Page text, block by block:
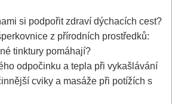
si podpořit zdraví dýchacích cest?
z přírodních prostředků:
tinktury pomáhají?
‌odpočinku a tepla při vykašlávání
cviky a masáže při potížích s